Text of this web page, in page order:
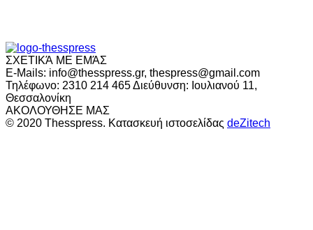
ΣΧΕΤΙΚΆ ΜΕ ΕΜΆΣ
E-Mails: info@thesspress.gr, thespress@gmail.com
Τηλέφωνο: 2310 214 465 Διεύθυνση: Ιουλιανού 11,
Θεσσαλονίκη
ΑΚΟΛΟΥΘΗΣΕ ΜΑΣ
© 2020 Thesspress. Κατασκευή ιστοσελίδας deZitech